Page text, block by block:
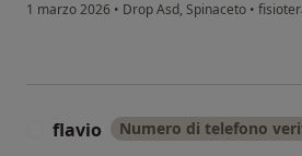
1 marzo 2026 • Drop Asd, Spinaceto •
flavio Numero di telefono